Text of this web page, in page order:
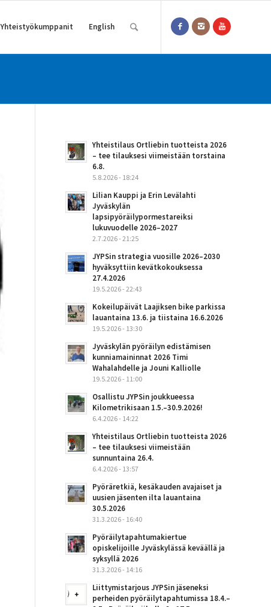
Yhteistyökumppanit English
Yhteistilaus Ortliebin tuotteista 2026
– tee tilauksesi viimeistään torstaina
6.8.
5.8.2026 - 18:24
Lilian Kauppi ja Erin Levälahti
Jyväskylän
lapsipyöräilypormestareiksi
lukuvuodelle 2026–2027
2.7.2026 - 21:25
JYPSin strategia vuosille 2026–2030
hyväksyttiin kevätkokouksessa
27.4.2026
19.5.2026 - 22:43
Kokeilupäivät Laajiksen bike parkissa
lauantaina 13.6. ja tiistaina 16.6.2026
19.5.2026 - 13:30
Jyväskylän pyöräilyn edistämisen
kunniamaininnat 2026 Timi
Wahalahdelle ja Jouni Kalliolle
19.5.2026 - 11:00
Osallistu JYPSin joukkueessa
Kilometrikisaan 1.5.–30.9.2026!
6.4.2026 - 14:22
Yhteistilaus Ortliebin tuotteista 2026
– tee tilauksesi viimeistään
sunnuntaina 26.4.
6.4.2026 - 13:57
Pyöräretkiä, kesäkauden avajaiset ja
uusien jäsenten ilta lauantaina
30.5.2026
31.3.2026 - 16:40
Pyöräilytapahtumakiertue
opiskelijoille Jyväskylässä keväällä ja
syksyllä 2026
31.3.2026 - 14:16
Liittymistarjous JYPSin jäseneksi
perheiden pyöräilytapahtumissa 18.4.–